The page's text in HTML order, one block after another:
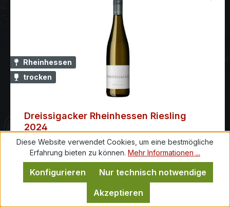
Rheinhessen
trocken
Dreissigacker Rheinhessen Riesling
2024
Deutscher Weißwein Dreissigacker Rheinhessen
Riesling Qualitätswein 2024 mit 11,5 % vol. Geradlinig,
vielschichtig und mit feiner Spannung. Für Momente, in
denen Präzision überzeugt. Ein Wein für besondere
klar und präzise. Er passt zu leichten Sommergerichten
14,90 €*
/ 1 Ltr.)
Diese Website verwendet Cookies, um eine bestmögliche
Erfahrung bieten zu können. Mehr Informationen ...
Nur technisch notwendige
Konfigurieren
Akzeptieren